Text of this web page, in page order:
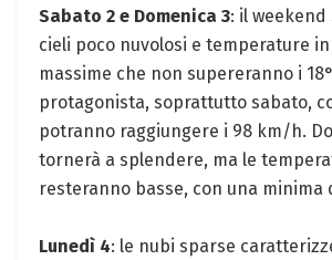
Sabato 2 e Domenica 3: il
cieli poco nuvolosi e temperature in
massime che non supereranno i
protagonista, soprattutto sabato,
potranno raggiungere i 98 km/h.
tornerà a splendere, ma le
resteranno basse, con una minima
Lunedì 4: le nubi sparse